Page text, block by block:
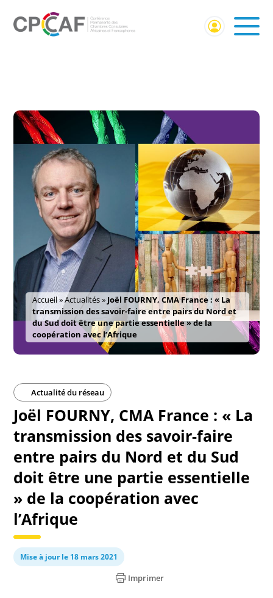
Accueil»Actualités» Joël FOURNY, CMA France : « La
transmission des savoir-faire entre pairs du Nord et
du Sud doit être une partie essentielle » de la
coopération avec l’Afrique
Actualité du réseau
Joël FOURNY, CMA France : « La
transmission des savoir-faire
entre pairs du Nord et du Sud
doit être une partie essentielle
» de la coopération avec
l’Afrique
Mise à jour le 18 mars 2021
Imprimer